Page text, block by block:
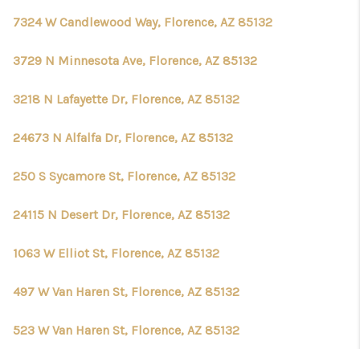
7324 W Candlewood Way, Florence, AZ 85132
3729 N Minnesota Ave, Florence, AZ 85132
3218 N Lafayette Dr, Florence, AZ 85132
24673 N Alfalfa Dr, Florence, AZ 85132
250 S Sycamore St, Florence, AZ 85132
24115 N Desert Dr, Florence, AZ 85132
1063 W Elliot St, Florence, AZ 85132
497 W Van Haren St, Florence, AZ 85132
523 W Van Haren St, Florence, AZ 85132